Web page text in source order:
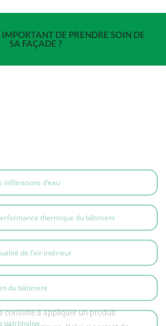
DE PRENDRE SOIN DE
SA FAÇADE ?
de l’air intérieur
du bâtiment
patrimoine
consiste à appliquer un produit